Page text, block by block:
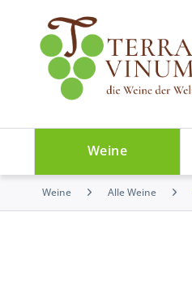
Weine
Weine Alle Weine